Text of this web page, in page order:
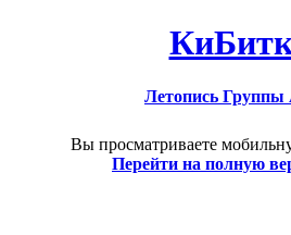
Летопись Группы
Вы просматриваете
Перейти на полную